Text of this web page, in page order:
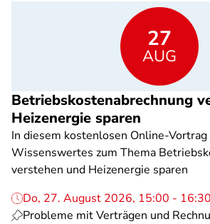
27
AUG
Betriebskostenabrechnung
Heizenergie sparen
In diesem kostenlosen Online-Vortrag
Wissenswertes zum Thema
verstehen und Heizenergie sparen
Do, 27. August 2026, 15:00 - 16:30
Probleme mit Verträgen und